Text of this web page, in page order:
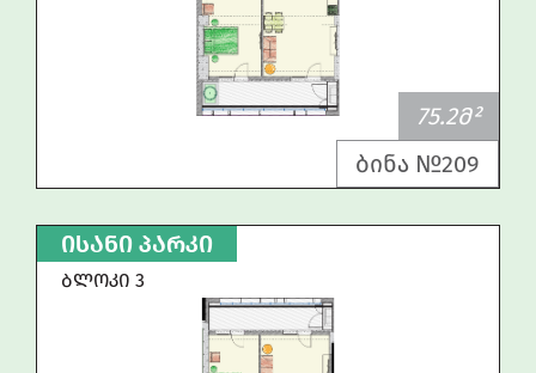
75.2Მ²
ბინა №209
ᲘᲡᲐᲜᲘ ᲞᲐᲠᲙᲘ
ᲑᲚᲝᲙᲘ 3